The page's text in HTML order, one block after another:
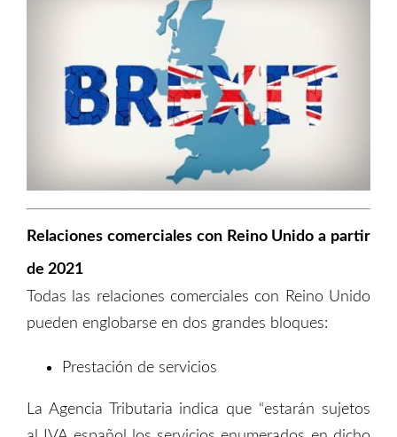
Relaciones comerciales con Reino Unido a partir
de 2021
Todas las relaciones comerciales con Reino Unido
pueden englobarse en dos grandes bloques:
Prestación de servicios
La Agencia Tributaria indica que “estarán sujetos